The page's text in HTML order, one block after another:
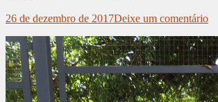
26 de dezembro de 2017Deixe um comentário